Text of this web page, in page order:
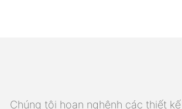
Chúng tôi hoan nghênh các thiết